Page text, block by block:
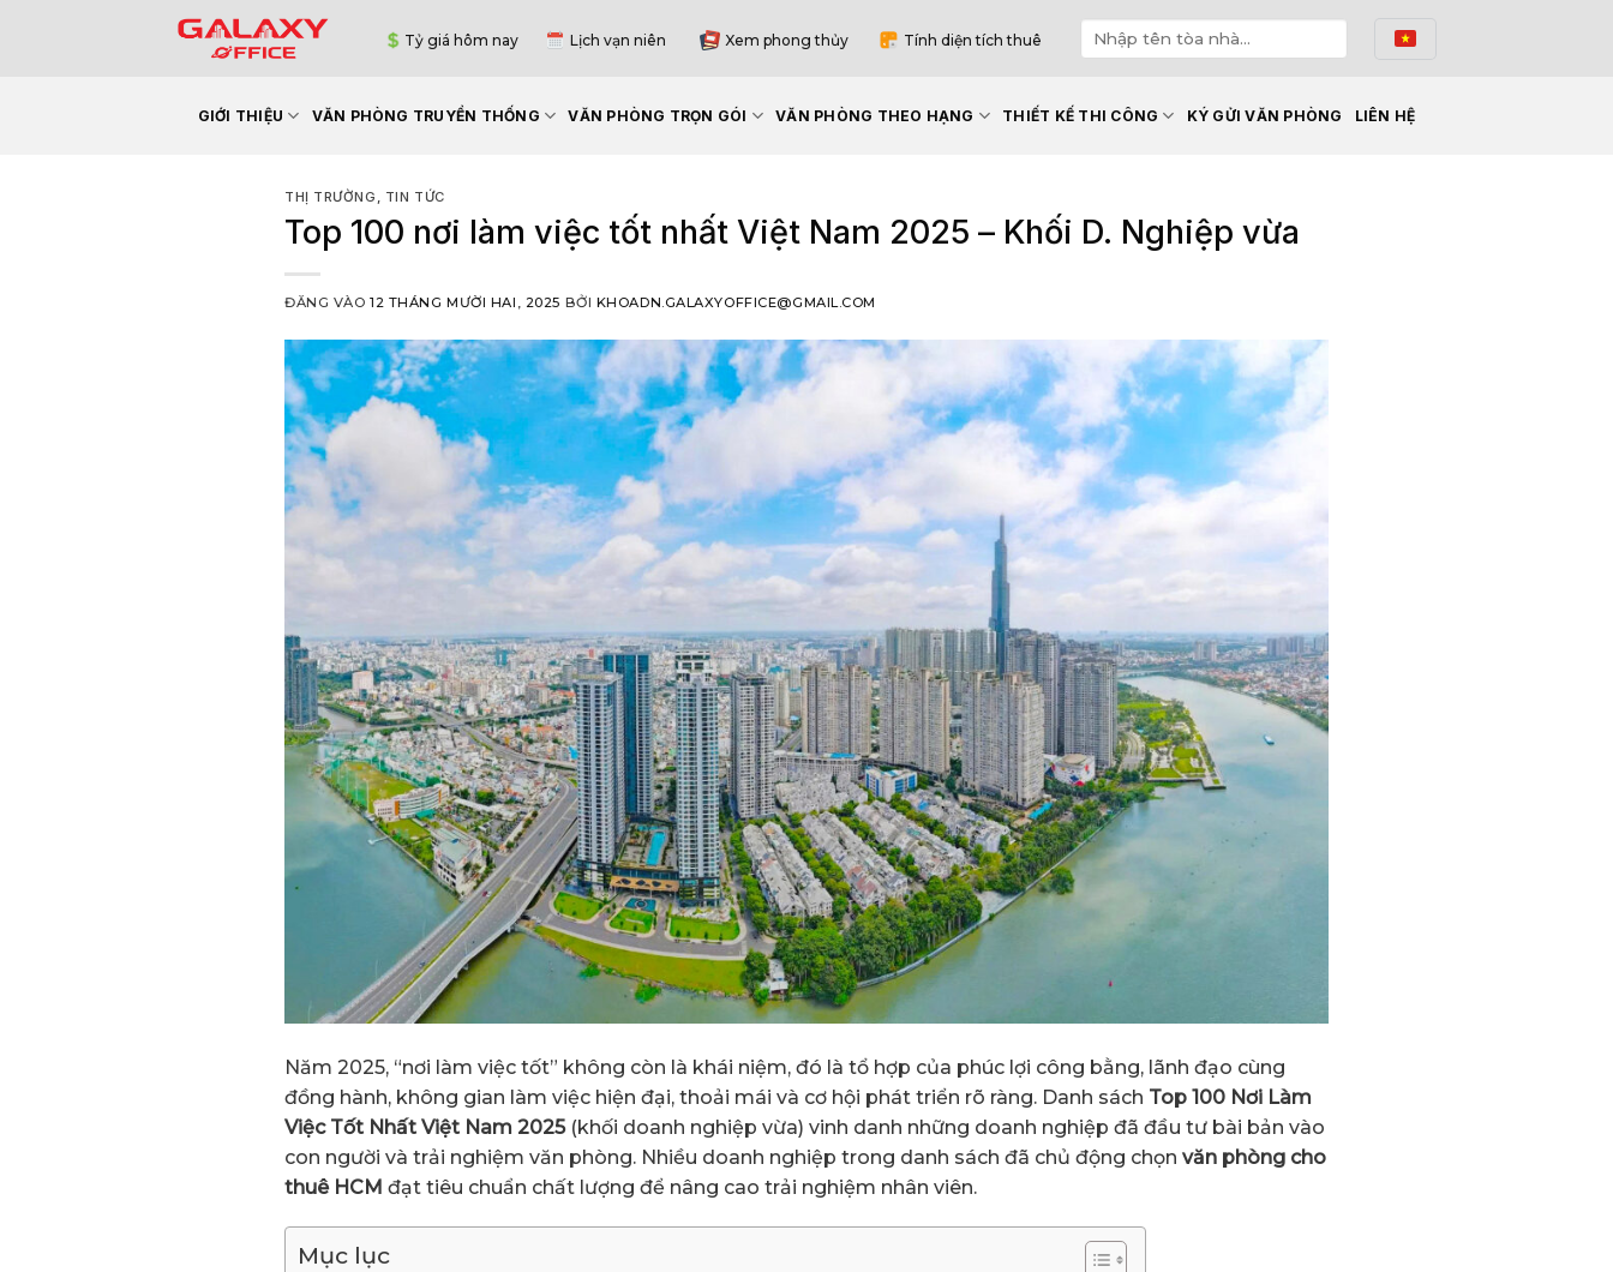
Tỷ giá hôm nay Lịch vạn niên Xem phong thủy Tính diện tích thuê
GIỚI THIỆU VĂN PHÒNG TRUYỀN THỐNG VĂN PHÒNG TRỌN GÓI VĂN PHÒNG THEO HẠNG THIẾT KẾ THI CÔNG KÝ GỬI VĂN PHÒNG LIÊN HỆ
THỊ TRƯỜNG , TIN TỨC
Top 100 nơi làm việc tốt nhất Việt Nam 2025 – Khối D. Nghiệp vừa
ĐĂNG VÀO12 THÁNG MƯỜI HAI, 2025 BỞI KHOADN.GALAXYOFFICE@GMAIL.COM
Năm 2025, “nơi làm việc tốt” không còn là khái niệm, đó là tổ hợp của phúc lợi công bằng, lãnh đạo cùng
đồng hành, không gian làm việc hiện đại, thoải mái và cơ hội phát triển rõ ràng. Danh sách Top 100 Nơi Làm
Việc Tốt Nhất Việt Nam 2025(khối doanh nghiệp vừa) vinh danh những doanh nghiệp đã đầu tư bài bản vào
con người và trải nghiệm văn phòng. Nhiều doanh nghiệp trong danh sách đã chủ động chọn văn phòng cho
thuê HCM đạt tiêu chuẩn chất lượng để nâng cao trải nghiệm nhân viên.
Mục lục